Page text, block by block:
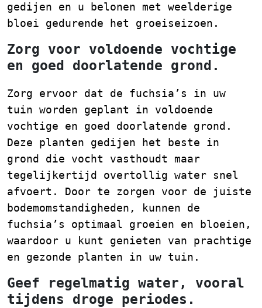
gedijen en u belonen met weelderige
bloei gedurende het groeiseizoen.
Zorg voor voldoende vochtige
en goed doorlatende grond.
Zorg ervoor dat de fuchsia’s in uw
tuin worden geplant in voldoende
vochtige en goed doorlatende grond.
Deze planten gedijen het beste in
grond die vocht vasthoudt maar
tegelijkertijd overtollig water snel
afvoert. Door te zorgen voor de juiste
bodemomstandigheden, kunnen de
fuchsia’s optimaal groeien en bloeien,
waardoor u kunt genieten van prachtige
en gezonde planten in uw tuin.
Geef regelmatig water, vooral
tijdens droge periodes.